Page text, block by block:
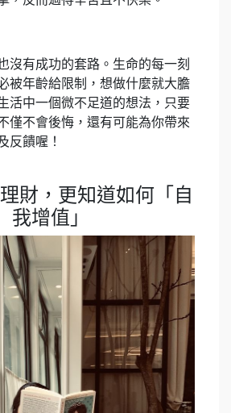
沒有成功的套路。生命的每一刻
被年齡給限制，想做什麼就大膽
活中一個微不足道的想法，只要
僅不會後悔，還有可能為你帶來
反饋喔！
財，更知道如何「自
我增值」